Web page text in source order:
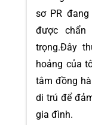
sơ PR
được chẩn
trọng.Đây
hoảng của
tâm đồng
di trú để
gia đình.